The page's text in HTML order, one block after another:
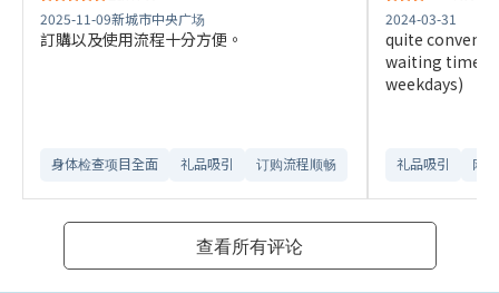
2025-11-09新城市中央广场
訂購以及使用流程十分方便。
身体检查项目全面 礼品吸引 订购流程顺畅
2024-03-31
quite
waiting time
weekdays)
礼品吸引 网
查看所有评论